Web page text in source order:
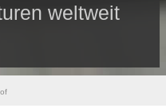
weltweit